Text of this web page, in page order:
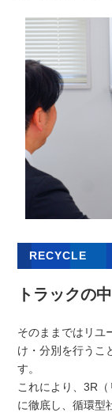
RECYCLE
トラックの
そのままではリユ
け・分別を行うこ
す。
これにより、3R
に徹底し、循環型